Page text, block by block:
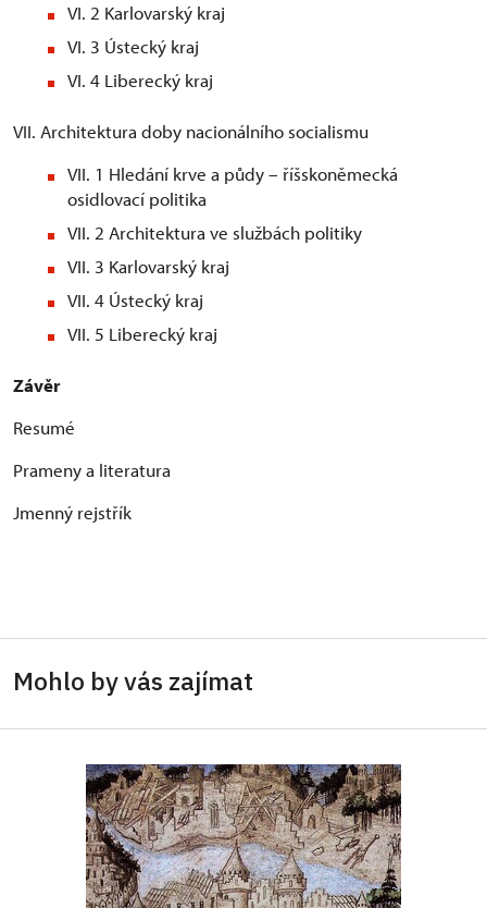
VI. 2 Karlovarský kraj
VI. 3 Ústecký kraj
VI. 4 Liberecký kraj
VII. Architektura doby nacionálního socialismu
VII. 1 Hledání krve a půdy – říšskoněmecká
osidlovací politika
VII. 2 Architektura ve službách politiky
VII. 3 Karlovarský kraj
VII. 4 Ústecký kraj
VII. 5 Liberecký kraj
Závěr
Resumé
Prameny a literatura
Jmenný rejstřík
Mohlo by vás zajímat